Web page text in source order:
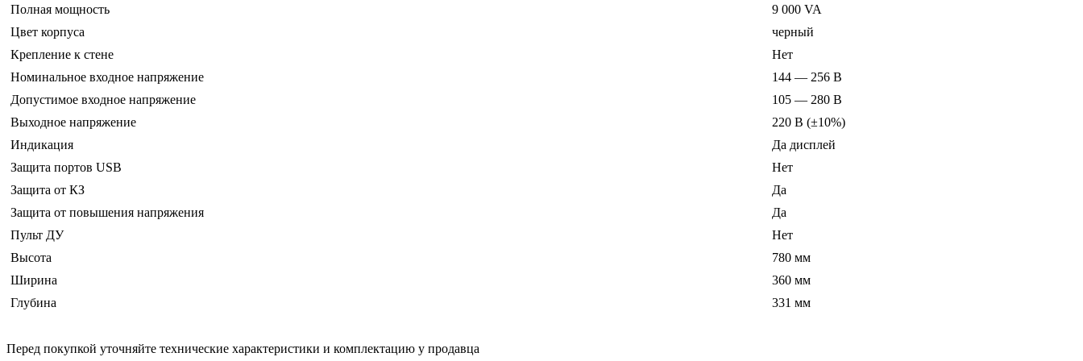
Полная мощность
9 000 VA
Цвет корпуса
черный
Крепление к стене
Нет
Номинальное входное напряжение
144 — 256 В
Допустимое входное напряжение
105 — 280 В
Выходное напряжение
220 В (±10%)
Индикация
Да дисплей
Защита портов USB
Нет
Защита от КЗ
Да
Защита от повышения напряжения
Да
Пульт ДУ
Нет
Высота
780 мм
Ширина
360 мм
Глубина
331 мм
Перед покупкой уточняйте технические характеристики и комплектацию у продавца